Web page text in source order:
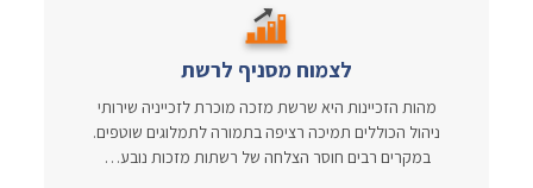
לצמוח מסניף לרשת
מהות הזכיינות היא שרשת מזכה מוכרת לזכייניה שירותי
ניהול הכוללים תמיכה רציפה בתמורה לתמלוגים שוטפים.
במקרים רבים חוסר הצלחה של רשתות מזכות נובע…